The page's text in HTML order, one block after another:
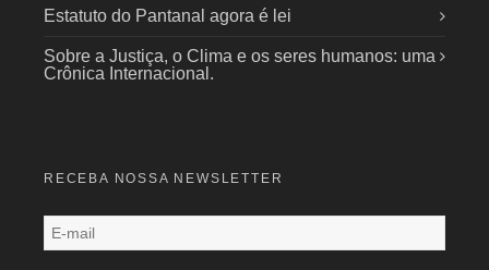
Estatuto do Pantanal agora é lei
Sobre a Justiça, o Clima e os seres humanos: uma
Crônica Internacional.
RECEBA NOSSA NEWSLETTER